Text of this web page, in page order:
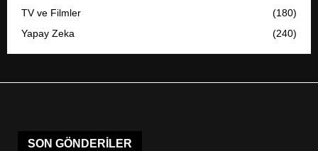
TV ve Filmler
(180)
Yapay Zeka
(240)
SON GÖNDERILER